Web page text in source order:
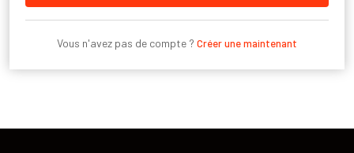
Vous n'avez pas de compte ? Créer une maintenant